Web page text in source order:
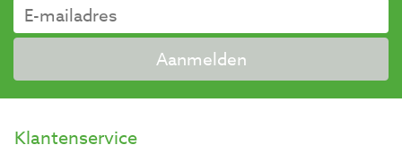
Aanmelden
Klantenservice